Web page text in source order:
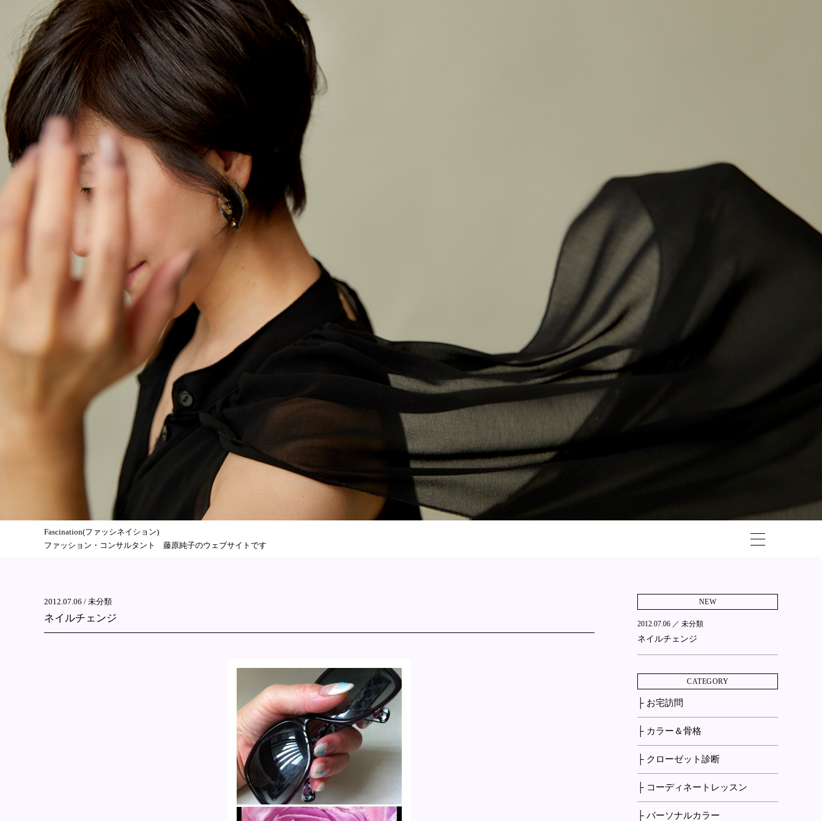
Fascination(ファッシネイション)
ファッション・コンサルタント 藤原純子のウェブサイトです
2012.07.06 / 未分類
ネイルチェンジ
NEW
2012.07.06 ／ 未分類
ネイルチェンジ
CATEGORY
├ お宅訪問
├ カラー＆骨格
├ クローゼット診断
├ コーディネートレッスン
├ パーソナルカラー